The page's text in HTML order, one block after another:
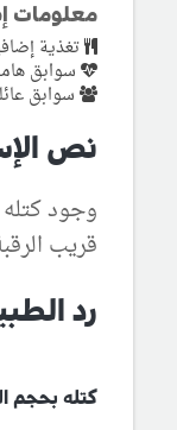
معلومات
تغذية
سوابق
سوابق
نص
وجود
قريب
رد
كتله بحجم